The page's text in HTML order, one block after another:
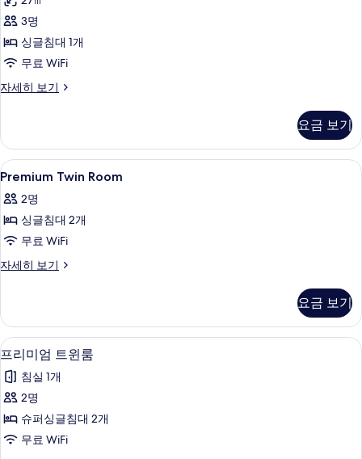
보
기
다
드
더
룸,
애
인
지
원
사
진
모
기
3명
싱글침대 1개
무료 WiFi
자세히 보기
스
더
블
룸,
애
인
원
자
세
기
요금 보기
Premium
Twin
Room
사
진
모
기
미니바, 객실 내 금고, 책상, 노트북 작
6
Premium Twin Room
2명
싱글침대 2개
무료 WiFi
자세히 보기
Premium
세
히
보
요금 보기
프
리
미
엄
트
미니바, 객실 내 금고, 책상, 노트북 작
6
프리미엄 트윈룸
침실 1개
2명
슈퍼싱글침대 2개
무료 WiFi